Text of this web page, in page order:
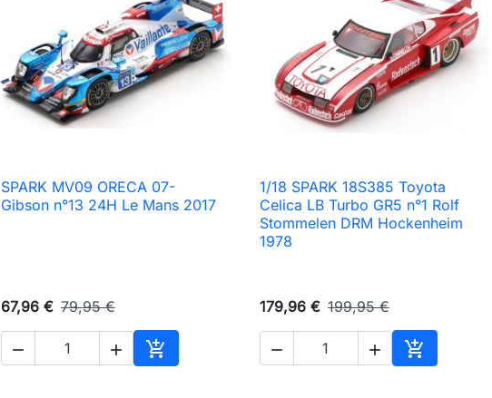
 Aperçu rapide
SPARK MV09 ORECA 07-
Gibson n°13 24H Le Mans 2017
67,96 € 79,95 €
  
Ajouter au panier
 Aperçu rapide
1/18 SPARK 18S385 Toyota
Celica LB Turbo GR5 n°1 Rolf
Stommelen DRM Hockenheim
1978
179,96 € 199,95 €
  
Ajouter au